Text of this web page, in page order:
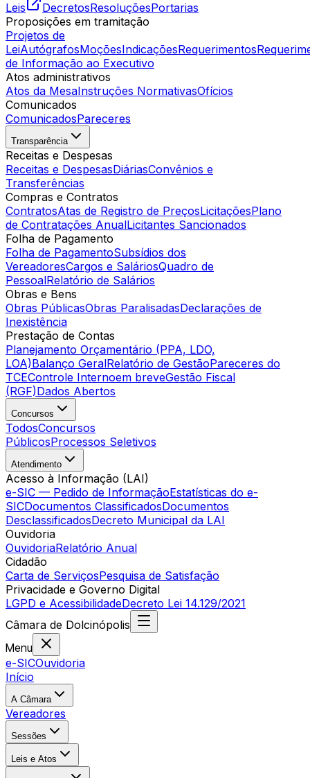
Leis
DecretosResoluçõesPortarias
Proposições em tramitação
Projetos de
LeiAutógrafosMoçõesIndicaçõesRequerimentos
de Informação ao Executivo
Atos administrativos
Atos da MesaInstruções NormativasOfícios
Comunicados
ComunicadosPareceres
Transparência
Receitas e Despesas
Receitas e DespesasDiáriasConvênios e
Transferências
Compras e Contratos
ContratosAtas de Registro de PreçosLicitaçõesPlano
de Contratações AnualLicitantes Sancionados
Folha de Pagamento
Folha de PagamentoSubsídios dos
VereadoresCargos e SaláriosQuadro de
PessoalRelatório de Salários
Obras e Bens
Obras PúblicasObras ParalisadasDeclarações de
Inexistência
Prestação de Contas
Planejamento Orçamentário (PPA, LDO,
LOA)Balanço GeralRelatório de GestãoPareceres do
TCEControle Internoem breveGestão Fiscal
(RGF)Dados Abertos
Concursos
TodosConcursos
PúblicosProcessos Seletivos
Atendimento
Acesso à Informação (LAI)
e-SIC — Pedido de InformaçãoEstatísticas do e-
SICDocumentos ClassificadosDocumentos
DesclassificadosDecreto Municipal da LAI
Ouvidoria
OuvidoriaRelatório Anual
Cidadão
Carta de ServiçosPesquisa de Satisfação
Privacidade e Governo Digital
LGPD e AcessibilidadeDecreto Lei 14.129/2021
Câmara de Dolcinópolis
Menu
e-SICOuvidoria
Início
A Câmara
Vereadores
Sessões
Leis e Atos